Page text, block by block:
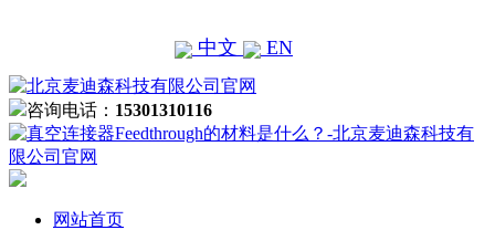
中文 EN
咨询电话： 15301310116
网站首页